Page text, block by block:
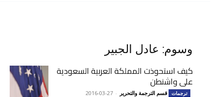
وسوم: عادل الجبير
كيف استحوذت المملكة العربية السعودية
على واشنطن
ترجمات قسم الترجمة والتحرير -
2016-03-27